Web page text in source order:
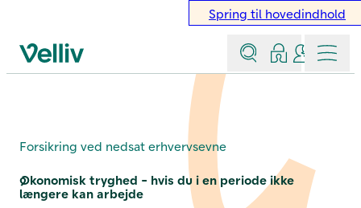
Spring til hovedindhold
Velliv startside
Søg Log indKontakt
Menu
Nedsat erhvervsevne
Økonomisk tryghed - hvis du i en periode ikke
længere kan arbejde
Forsikring ved nedsat erhvervsevne